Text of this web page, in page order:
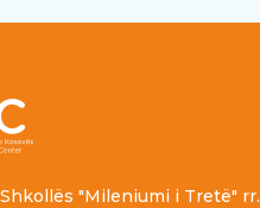
"Mileniumi i Tretë" rr.